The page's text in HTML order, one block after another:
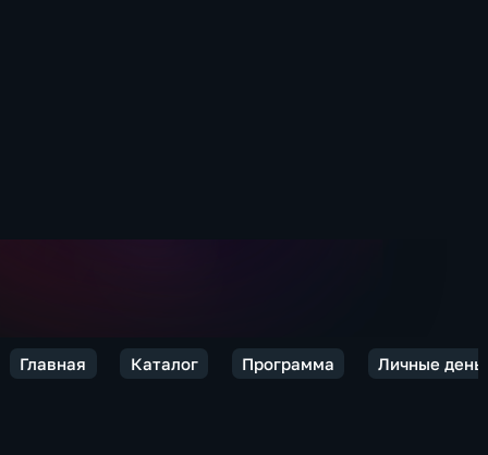
Главная Каталог Программа Личные